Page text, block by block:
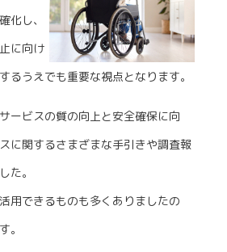
化し、
に向け
るうえでも重要な視点となります。
ービスの質の向上と安全確保に向
に関するさまざまな手引きや調査報
た。
用できるものも多くありましたの
。